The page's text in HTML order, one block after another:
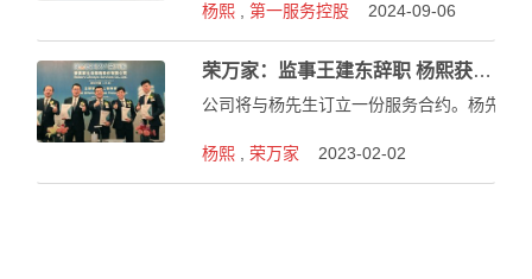
杨熙, 第一服务控股2024-09-06
荣万家：监事王建东辞职 杨熙获委任 曾任乐居总编
公司将与杨先生订立一份服务合约。杨先生
杨熙, 荣万家 2023-02-02